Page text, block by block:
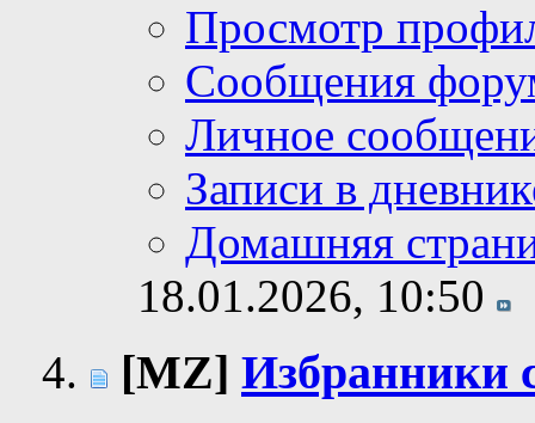
Просмотр
Сообщения
Личное
Записи в
Домашняя
18.01.2026, 10:50
[MZ] Избранники